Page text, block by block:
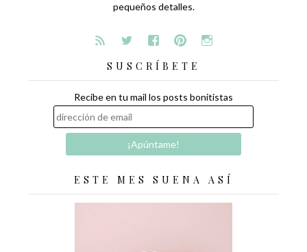
pequeños detalles.
SUSCRÍBETE
Recibe en tu mail los posts bonitistas
ESTE MES SUENA ASÍ